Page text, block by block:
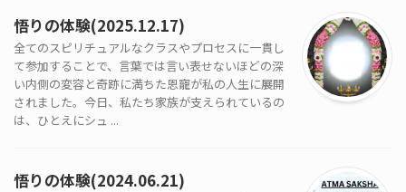
悟りの体験(2025.12.17)
全てのスピリチュアルなクラスやプロセスに一貫し
て参加することで、言葉では言い表せないほどの深
い内側の変容と奇跡に満ちた恩寵が私の人生に展開
されました。今日、私たち家族が支えられているの
は、ひとえにシュ ...
悟りの体験(2024.06.21)